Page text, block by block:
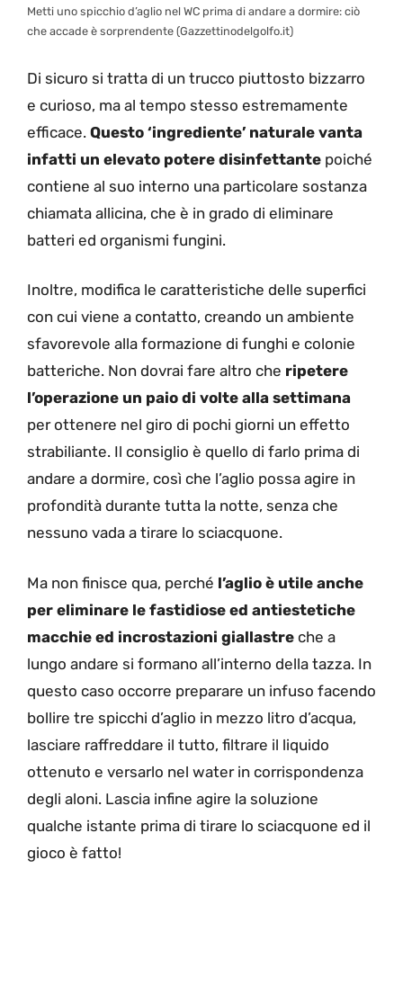
Metti uno spicchio d’aglio nel WC prima di andare a dormire: ciò
che accade è sorprendente (Gazzettinodelgolfo.it)
Di sicuro si tratta di un trucco piuttosto bizzarro
e curioso, ma al tempo stesso estremamente
efficace. Questo ‘ingrediente’ naturale vanta
infatti un elevato potere disinfettante poiché
contiene al suo interno una particolare sostanza
chiamata allicina, che è in grado di eliminare
batteri ed organismi fungini.
Inoltre, modifica le caratteristiche delle superfici
con cui viene a contatto, creando un ambiente
sfavorevole alla formazione di funghi e colonie
batteriche. Non dovrai fare altro che ripetere
l’operazione un paio di volte alla settimana
per ottenere nel giro di pochi giorni un effetto
strabiliante. Il consiglio è quello di farlo prima di
andare a dormire, così che l’aglio possa agire in
profondità durante tutta la notte, senza che
nessuno vada a tirare lo sciacquone.
Ma non finisce qua, perché l’aglio è utile anche
per eliminare le fastidiose ed antiestetiche
macchie ed incrostazioni giallastre che a
lungo andare si formano all’interno della tazza. In
questo caso occorre preparare un infuso facendo
bollire tre spicchi d’aglio in mezzo litro d’acqua,
lasciare raffreddare il tutto, filtrare il liquido
ottenuto e versarlo nel water in corrispondenza
degli aloni. Lascia infine agire la soluzione
qualche istante prima di tirare lo sciacquone ed il
gioco è fatto!